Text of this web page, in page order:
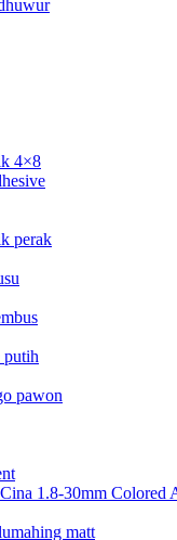
4×8
perak
putih
pawon
1.8-30mm Colored
matt